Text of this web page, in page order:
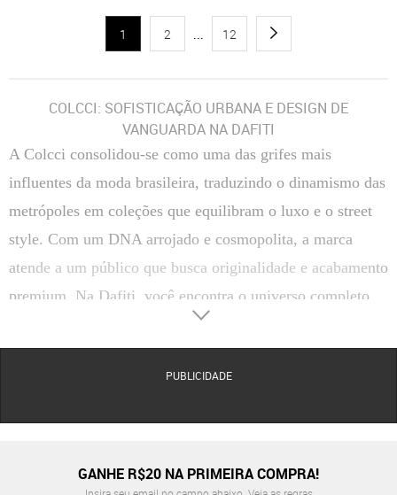
1 2 ... 12
COLCCI: SOFISTICAÇÃO URBANA E DESIGN DE
VANGUARDA NA DAFITI
A Colcci consolidou-se como uma das grifes mais
influentes da moda brasileira, traduzindo o dinamismo das
metrópoles em coleções que equilibram o luxo e o street
style. Com um DNA arrojado e cosmopolita, a marca
atende a um público que busca originalidade e acabamento
premium. Na Dafiti, você encontra o universo completo
da Colcci, abrangendo desde o vestuário icônico até
acessórios e calçados que elevam qualquer produção ao
patamar da alta moda urbana.
matérias-primas de alta classificação e modelagens que
PUBLICIDADE
GANHE R$20 NA PRIMEIRA COMPRA!